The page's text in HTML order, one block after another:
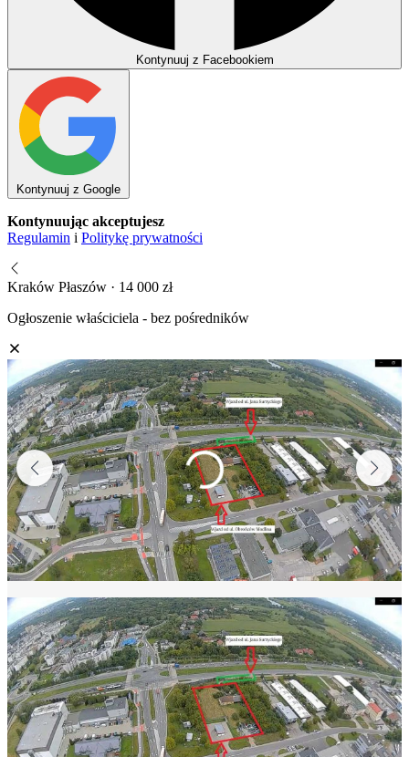
Kontynuuj z Facebookiem
Kontynuuj z Google
Kontynuując akceptujesz
Regulamin i Politykę prywatności
Kraków Płaszów · 14 000 zł
Ogłoszenie właściciela - bez pośredników